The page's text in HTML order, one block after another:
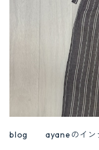
blog ayaneのインナ